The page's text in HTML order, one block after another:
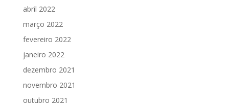
abril 2022
março 2022
fevereiro 2022
janeiro 2022
dezembro 2021
novembro 2021
outubro 2021